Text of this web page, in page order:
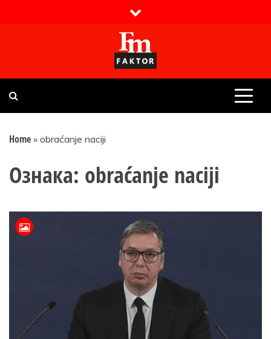
Faktor magazin
Uvijek presudan
Home » obraćanje naciji
Ознака: obraćanje naciji